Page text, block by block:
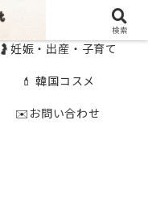
🤰妊娠・出産・子育て
💄 韓国コスメ
✉️お問い合わせ
検索